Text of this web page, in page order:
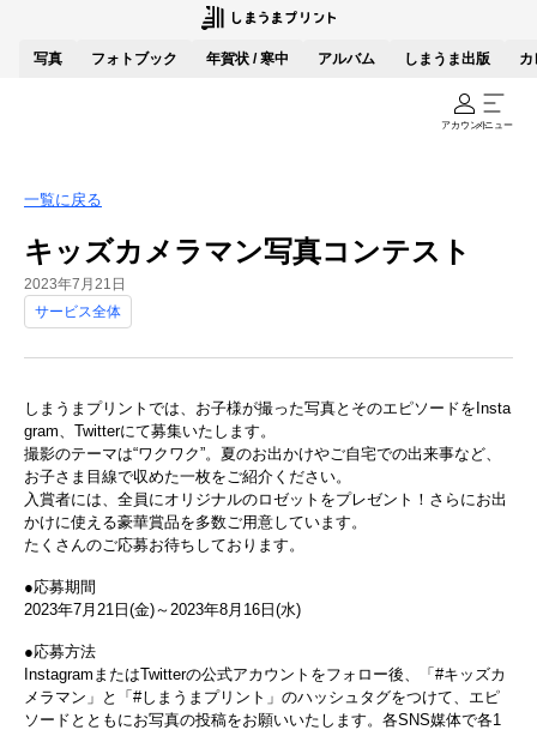
写真 フォトブック 年賀状 / 寒中 アルバム しまうま出版 カ
アカウントメニュー
一覧に戻る
キッズカメラマン写真コンテスト
2023年7月21日
サービス全体
しまうまプリントでは、お子様が撮った写真とそのエピソードをInsta
gram、Twitterにて募集いたします。
撮影のテーマは“ワクワク”。夏のお出かけやご自宅での出来事など、
お子さま目線で収めた一枚をご紹介ください。
入賞者には、全員にオリジナルのロゼットをプレゼント！さらにお出
かけに使える豪華賞品を多数ご用意しています。
たくさんのご応募お待ちしております。
●応募期間
2023年7月21日(金)～2023年8月16日(水)
●応募方法
InstagramまたはTwitterの公式アカウントをフォロー後、「#キッズカ
メラマン」と「#しまうまプリント」のハッシュタグをつけて、エピ
ソードとともにお写真の投稿をお願いいたします。各SNS媒体で各1